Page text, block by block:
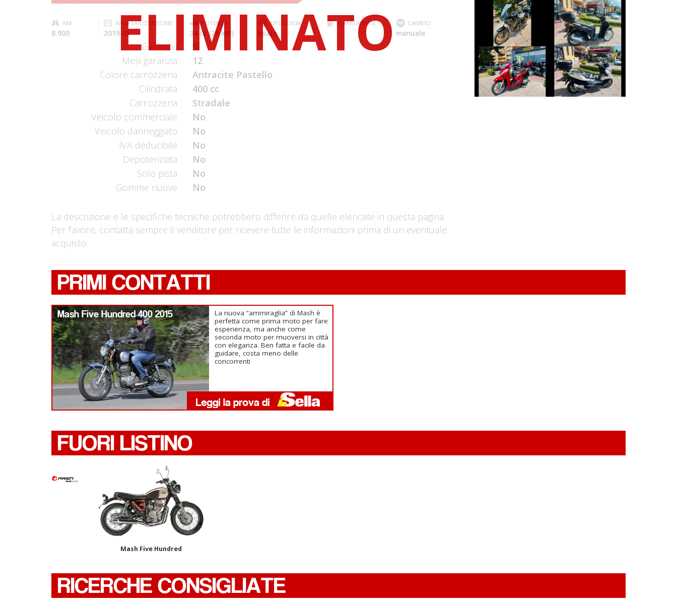
KM
8.900
IMMATRICOLAZIONE
2019-05
POTENZA
34 cv (25 kW)
TIPOLOGIA
usate
CARBURANTE CAMBIO
manuale
Garanzia
Mesi garanzia
12
Colore carrozzeria
Antracite Pastello
Cilindrata
400 cc
Carrozzeria
Stradale
Veicolo commerciale
No
Veicolo danneggiato
No
IVA deducibile
No
Depotenziata
No
Solo pista
No
Gomme nuove
No
La descrizione e le specifiche tecniche potrebbero differire da quelle elencate in questa pagina.
Per favore, contatta sempre il venditore per ricevere tutte le informazioni prima di un eventuale
acquisto.
YAMAHA
TRACER
€ 7.990 €
HONDA SH
€ 2.190 €
HONDA SH
€ 3.190 €
BMW SERIE-C
€ 4.990 €
PRIMI CONTATTI
Mash Five Hundred 400 2015
La nuova “ammiraglia” di Mash è
perfetta come prima moto per fare
esperienza, ma anche come
seconda moto per muoversi in città
con eleganza. Ben fatta e facile da
guidare, costa meno delle
concorrenti
FUORI LISTINO
Mash Five Hundred
RICERCHE CONSIGLIATE